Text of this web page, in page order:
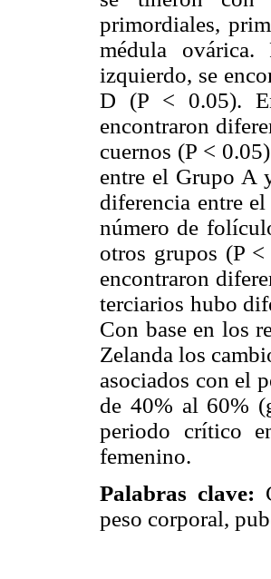
primordiales,
médula
izquierdo, se
D (P < 0.05).
encontraron
cuernos (P <
entre el Grupo A
diferencia entre
número de
otros grupos (P
encontraron
terciarios hubo
Con base en los
Zelanda los
asociados con el
de 40% al 60%
periodo crítico
femenino.
Palabras clave:
peso corporal,